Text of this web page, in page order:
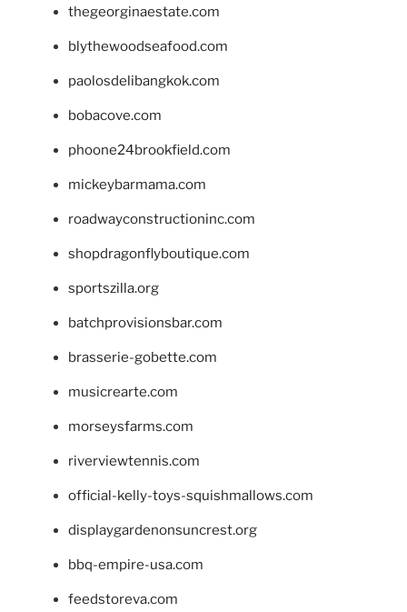
thegeorginaestate.com
blythewoodseafood.com
paolosdelibangkok.com
bobacove.com
phoone24brookfield.com
mickeybarmama.com
roadwayconstructioninc.com
shopdragonflyboutique.com
sportszilla.org
batchprovisionsbar.com
brasserie-gobette.com
musicrearte.com
morseysfarms.com
riverviewtennis.com
official-kelly-toys-squishmallows.com
displaygardenonsuncrest.org
bbq-empire-usa.com
feedstoreva.com